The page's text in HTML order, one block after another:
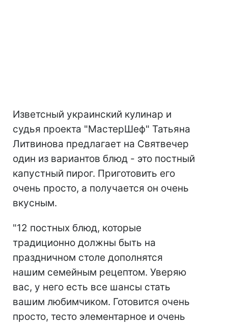
Изветсный украинский кулинар и
судья проекта "МастерШеф" Татьяна
Литвинова предлагает на Святвечер
один из вариантов блюд - это постный
капустный пирог. Приготовить его
очень просто, а получается он очень
вкусным.
"12 постных блюд, которые
традиционно должны быть на
праздничном столе дополнятся
нашим семейным рецептом. Уверяю
вас, у него есть все шансы стать
вашим любимчиком. Готовится очень
просто, тесто элементарное и очень